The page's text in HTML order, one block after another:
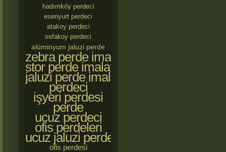
hadımköy perdeci
esenyurt perdeci
atakoy perdeci
sefakoy perdeci
alüminyum jaluzi perde
zebra perde imalatçıları
stor perde imalatçıları
jaluzi perde imalatçıları
perdeci
işyeri perdesi
perde
ucuz perdeci
ofis perdeleri
ucuz jaluzi perde
ofis perdesi